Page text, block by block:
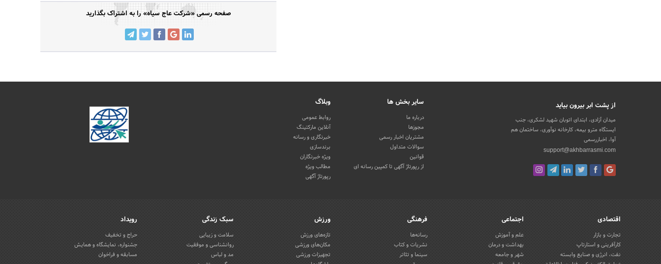
صفحه رسمی «شرکت عاج سیاه» را به اشتراک بگذارید
از پشت ابر بیرون بیاید
میدان آزادی، ابتدای اتوبان شهید لشکری، جنب
ایستگاه مترو بیمه، کارخانه نوآوری، ساختمان هم
آوا، اخباررسمی
support@akhbarrasmi.com
سایر بخش ها
درباره ما
مجوزها
مشتریان اخبار رسمی
سوالات متداول
قوانین
از رپورتاژ آگهی تا کمپین رسانه ای
وبلاگ
روابط عمومی
آنلاین مارکتینگ
خبرنگاری و رسانه
برندسازی
ویژه خبرنگاران
مطالب ویژه
رپورتاژ آگهی
اقتصادی
تجارت و بازار
کارآفرینی و استارتاپ
نفت، انرژی و صنایع وابسته
اجتماعی
علم و آموزش
بهداشت و درمان
شهر و جامعه
فرهنگی
رسانه‌ها
نشریات و کتاب
سینما و تئاتر
ورزش
تازه‌های ورزش
مکان‌های ورزشی
تجهیزات ورزشی
سبک زندگی
سلامت و زیبایی
روانشناسی و موفقیت
مد و لباس
رویداد
حراج و تخفیف
جشنواره، نمایشگاه و همایش
مسابقه و فراخوان